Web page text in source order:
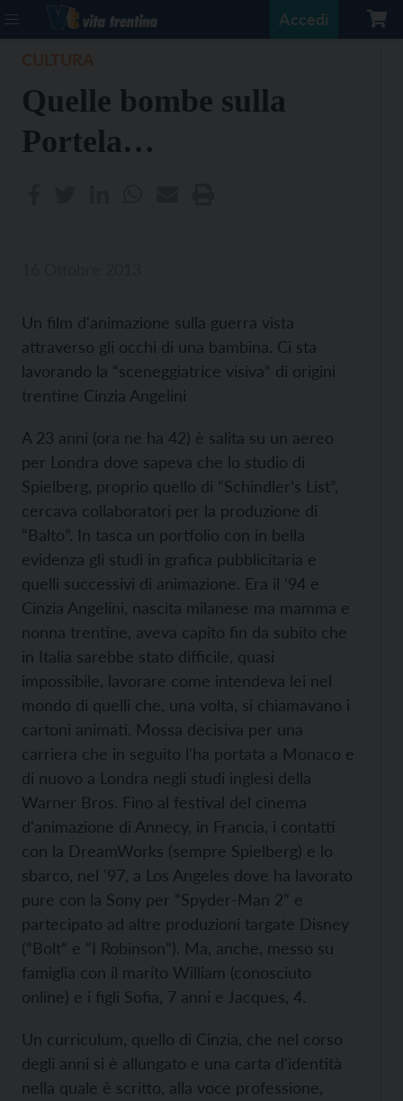
Accedi
Quelle bombe sulla
Portela…
Un film d'animazione sulla guerra vista
attraverso gli occhi di una bambina. Ci sta
lavorando la “sceneggiatrice visiva” di origini
trentine Cinzia Angelini
A 23 anni (ora ne ha 42) è salita su un aereo
per Londra dove sapeva che lo studio di
Spielberg, proprio quello di “Schindler’s List”,
cercava collaboratori per la produzione di
“Balto”. In tasca un portfolio con in bella
evidenza gli studi in grafica pubblicitaria e
quelli successivi di animazione. Era il '94 e
Cinzia Angelini, nascita milanese ma mamma e
nonna trentine, aveva capito fin da subito che
in Italia sarebbe stato difficile, quasi
impossibile, lavorare come intendeva lei nel
mondo di quelli che, una volta, si chiamavano i
cartoni animati. Mossa decisiva per una
carriera che in seguito l'ha portata a Monaco e
di nuovo a Londra negli studi inglesi della
Warner Bros. Fino al festival del cinema
d'animazione di Annecy, in Francia, i contatti
con la DreamWorks (sempre Spielberg) e lo
sbarco, nel '97, a Los Angeles dove ha lavorato
pure con la Sony per “Spyder-Man 2” e
partecipato ad altre produzioni targate Disney
(“Bolt” e “I Robinson”). Ma, anche, messo su
famiglia con il marito William (conosciuto
online) e i figli Sofia, 7 anni e Jacques, 4.
Un curriculum, quello di Cinzia, che nel corso
degli anni si è allungato e una carta d'identità
nella quale è scritto, alla voce professione,